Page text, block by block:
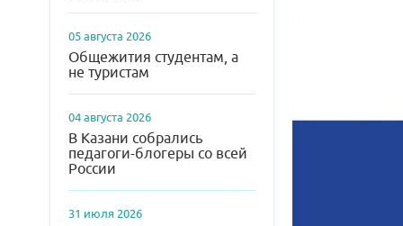
05 августа 2026
Общежития студентам, а
не туристам
04 августа 2026
В Казани собрались
педагоги-блогеры со всей
России
31 июля 2026